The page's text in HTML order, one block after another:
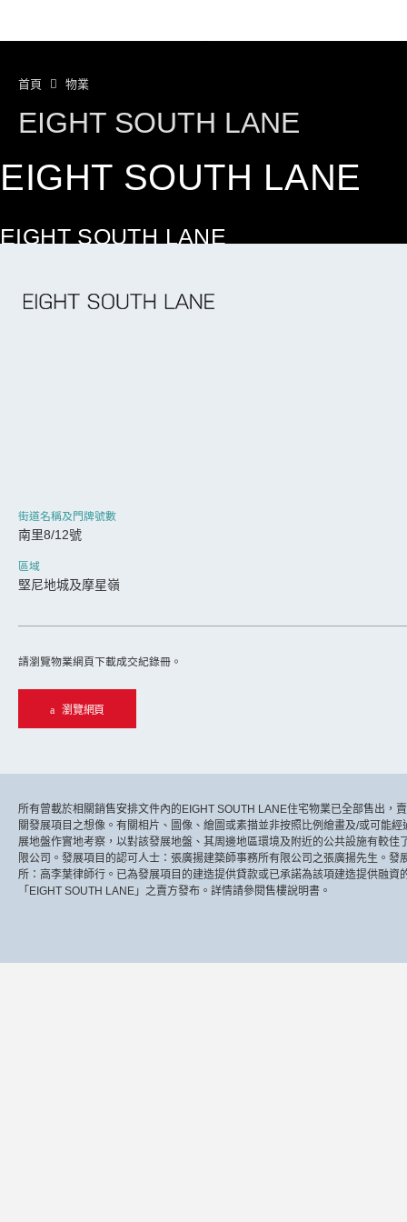
首頁 物業
EIGHT SOUTH LANE
EIGHT SOUTH LANE
EIGHT SOUTH LANE
街道名稱及門牌號數
南里8/12號
區域
堅尼地城及摩星嶺
請瀏覽物業網頁下載成交紀錄冊。
瀏覽網頁
所有曾載於相關銷售安排文件內的EIGHT SOUTH LANE住宅物業已全部售出
關發展項目之想像。有關相片、圖像、繪圖或素描並非按照比例繪畫及/或可能
展地盤作實地考察，以對該發展地盤、其周邊地區環境及附近的公共設施有較
限公司。發展項目的認可人士：張廣揚建築師事務所有限公司之張廣揚先生。
所：高李葉律師行。已為發展項目的建造提供貸款或已承諾為該項建造提供融
「EIGHT SOUTH LANE」之賣方發布。詳情請參閱售樓說明書。
繼續